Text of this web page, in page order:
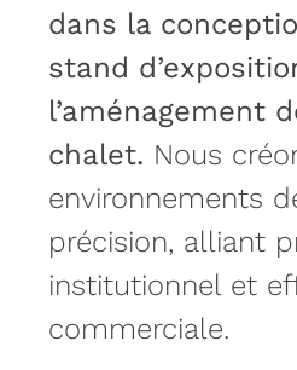
dans la
stand
l’aménagement
chalet. Nous
environnements
précision, alliant
institutionnel et
commerciale.